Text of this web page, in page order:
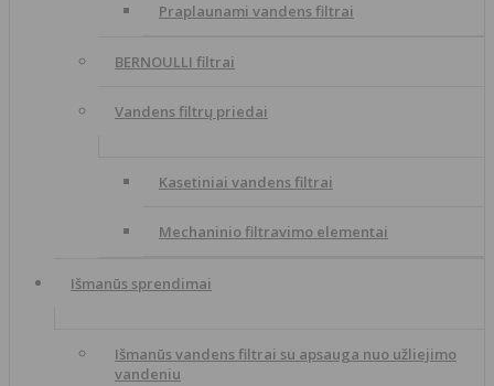
Praplaunami vandens filtrai
BERNOULLI filtrai
Vandens filtrų priedai
Kasetiniai vandens filtrai
Mechaninio filtravimo elementai
Išmanūs sprendimai
Išmanūs vandens filtrai su apsauga nuo užliejimo
vandeniu